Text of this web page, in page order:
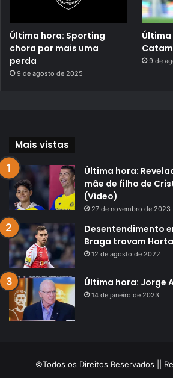
Última hora: Sporting
chora por mais uma
perda
9 de agosto de 2025
Última
9 de
Mais vistas
Última hora:
mãe de filho de
(Vídeo)
27 de novembro de 2023
Desentendimento
Braga travam Horta
12 de agosto de 2022
Última hora: Jorge
14 de janeiro de 2023
©Todos os Direitos Reservados ||